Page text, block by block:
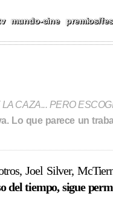
mundo-cine premios/
CAZA... PERO
Lo que parece un
Joel Silver,
del tiempo, sigue